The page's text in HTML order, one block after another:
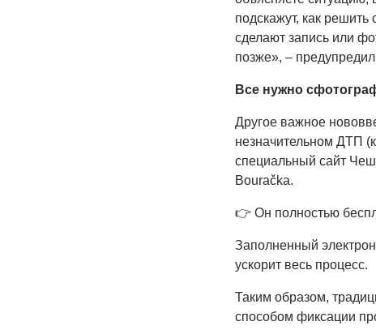
подскажут, как
сделают запись или
позже», –
Все нужно
Другое важное
незначительном ДТП
специальный сайт
Bouračka.
👉 Он полностью
Заполненный
ускорит весь процесс.
Таким образом,
способом фиксации